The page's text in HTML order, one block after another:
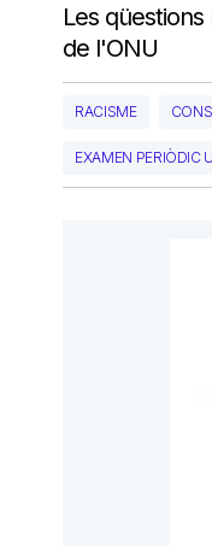
Les
de l'ONU
RACISME
EXAMEN PERIÒDIC